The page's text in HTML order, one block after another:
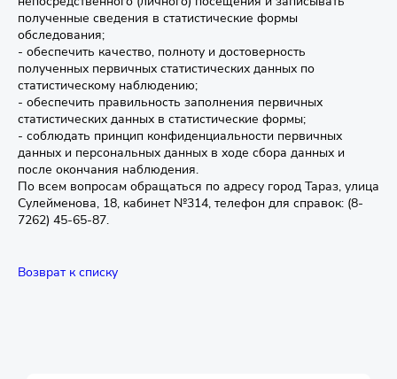
полученные сведения в статистические формы
обследования;
- обеспечить качество, полноту и достоверность
полученных первичных статистических данных по
статистическому наблюдению;
- обеспечить правильность заполнения первичных
статистических данных в статистические формы;
- соблюдать принцип конфиденциальности первичных
данных и персональных данных в ходе сбора данных и
после окончания наблюдения.
По всем вопросам обращаться по адресу город Тараз, улица
Сулейменова, 18, кабинет №314, телефон для справок: (8-
7262) 45-65-87.
Возврат к списку